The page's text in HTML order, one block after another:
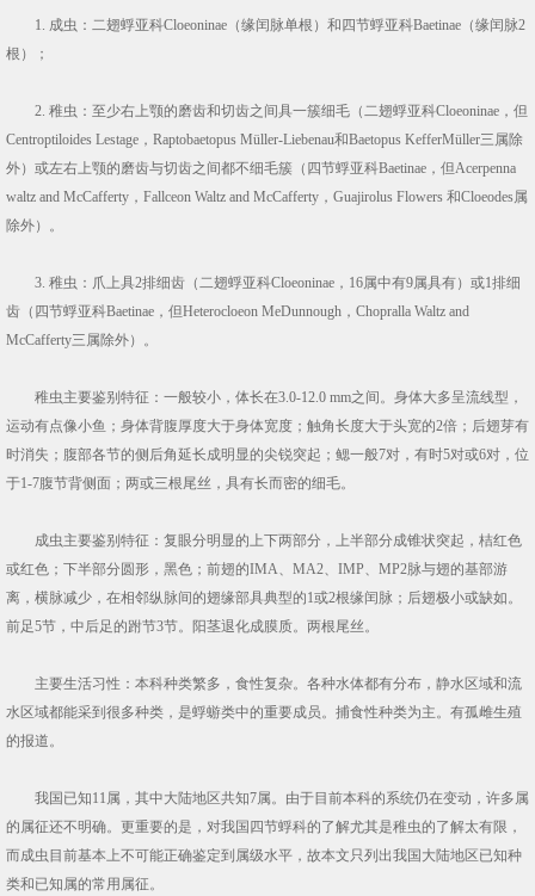
1. 成虫：二翅蜉亚科Cloeoninae（缘闰脉单根）和四节蜉亚科Baetinae（缘闰脉2
根）；
2. 稚虫：至少右上颚的磨齿和切齿之间具一簇细毛（二翅蜉亚科Cloeoninae，但
Centroptiloides Lestage，Raptobaetopus Müller-Liebenau和Baetopus KefferMüller三属除
外）或左右上颚的磨齿与切齿之间都不细毛簇（四节蜉亚科Baetinae，但Acerpenna
waltz and McCafferty，Fallceon Waltz and McCafferty，Guajirolus Flowers 和Cloeodes属
除外）。
3. 稚虫：爪上具2排细齿（二翅蜉亚科Cloeoninae，16属中有9属具有）或1排细
齿（四节蜉亚科Baetinae，但Heterocloeon MeDunnough，Chopralla Waltz and
McCafferty三属除外）。
稚虫主要鉴别特征：一般较小，体长在3.0-12.0 mm之间。身体大多呈流线型，
运动有点像小鱼；身体背腹厚度大于身体宽度；触角长度大于头宽的2倍；后翅芽有
时消失；腹部各节的侧后角延长成明显的尖锐突起；鳃一般7对，有时5对或6对，位
于1-7腹节背侧面；两或三根尾丝，具有长而密的细毛。
成虫主要鉴别特征：复眼分明显的上下两部分，上半部分成锥状突起，桔红色
或红色；下半部分圆形，黑色；前翅的IMA、MA2、IMP、MP2脉与翅的基部游
离，横脉减少，在相邻纵脉间的翅缘部具典型的1或2根缘闰脉；后翅极小或缺如。
前足5节，中后足的跗节3节。阳茎退化成膜质。两根尾丝。
主要生活习性：本科种类繁多，食性复杂。各种水体都有分布，静水区域和流
水区域都能采到很多种类，是蜉蝣类中的重要成员。捕食性种类为主。有孤雌生殖
的报道。
我国已知11属，其中大陆地区共知7属。由于目前本科的系统仍在变动，许多属
的属征还不明确。更重要的是，对我国四节蜉科的了解尤其是稚虫的了解太有限，
而成虫目前基本上不可能正确鉴定到属级水平，故本文只列出我国大陆地区已知种
类和已知属的常用属征。